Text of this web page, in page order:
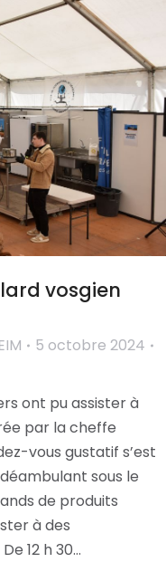
vosgien
5 octobre 2024
ont pu assister à
par la cheffe
vous gustatif s’est
sous le
de produits
à des
12 h 30…